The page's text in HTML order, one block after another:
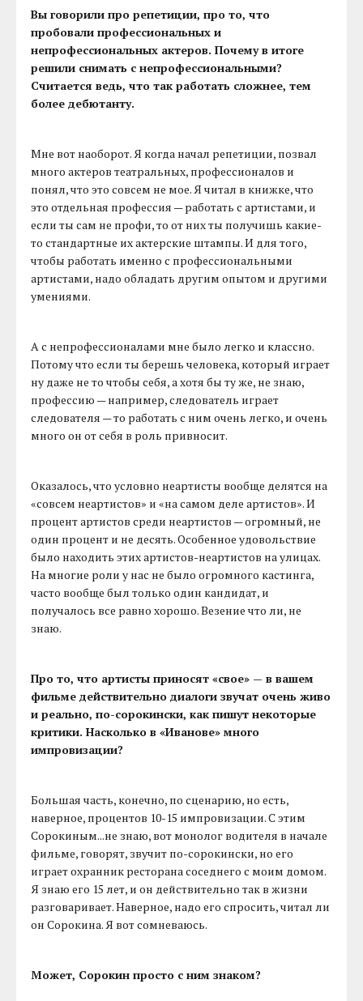
Вы говорили про репетиции, про то, что
пробовали профессиональных и
непрофессиональных актеров. Почему в итоге
решили снимать с непрофессиональными?
Считается ведь, что так работать сложнее, тем
более дебютанту.
Мне вот наоборот. Я когда начал репетиции, позвал
много актеров театральных, профессионалов и
понял, что это совсем не мое. Я читал в книжке, что
это отдельная профессия — работать с артистами, и
если ты сам не профи, то от них ты получишь какие-
то стандартные их актерские штампы. И для того,
чтобы работать именно с профессиональными
артистами, надо обладать другим опытом и другими
умениями.
А с непрофессионалами мне было легко и классно.
Потому что если ты берешь человека, который играет
ну даже не то чтобы себя, а хотя бы ту же, не знаю,
профессию — например, следователь играет
следователя — то работать с ним очень легко, и очень
много он от себя в роль привносит.
Оказалось, что условно неартисты вообще делятся на
«совсем неартистов» и «на самом деле артистов». И
процент артистов среди неартистов — огромный, не
один процент и не десять. Особенное удовольствие
было находить этих артистов-неартистов на улицах.
На многие роли у нас не было огромного кастинга,
часто вообще был только один кандидат, и
получалось все равно хорошо. Везение что ли, не
знаю.
Про то, что артисты приносят «свое» — в вашем
фильме действительно диалоги звучат очень живо
и реально, по-сорокински, как пишут некоторые
критики. Насколько в «Иванове» много
импровизации?
Большая часть, конечно, по сценарию, но есть,
наверное, процентов 10-15 импровизации. С этим
Сорокиным...не знаю, вот монолог водителя в начале
фильме, говорят, звучит по-сорокински, но его
играет охранник ресторана соседнего с моим домом.
Я знаю его 15 лет, и он действительно так в жизни
разговаривает. Наверное, надо его спросить, читал ли
он Сорокина. Я вот сомневаюсь.
Может, Сорокин просто с ним знаком?